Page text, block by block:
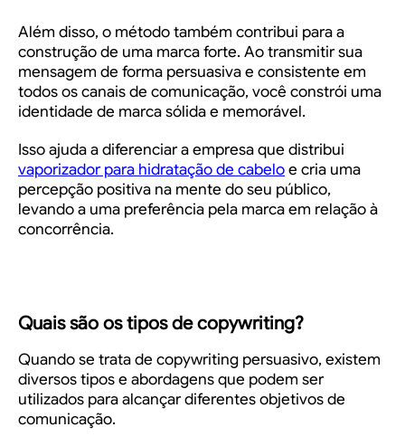
Além disso, o método também contribui para a
construção de uma marca forte. Ao transmitir sua
mensagem de forma persuasiva e consistente em
todos os canais de comunicação, você constrói uma
identidade de marca sólida e memorável.
Isso ajuda a diferenciar a empresa que distribui
vaporizador para hidratação de cabeloe cria uma
percepção positiva na mente do seu público,
levando a uma preferência pela marca em relação à
concorrência.
Quais são os tipos de copywriting?
Quando se trata de copywriting persuasivo, existem
diversos tipos e abordagens que podem ser
utilizados para alcançar diferentes objetivos de
comunicação.